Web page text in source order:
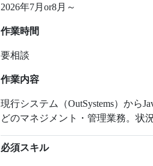
2026年7月or8月～
作業時間
要相談
作業内容
現行システム（OutSystems）から
どのマネジメント・管理業務。状
必須スキル